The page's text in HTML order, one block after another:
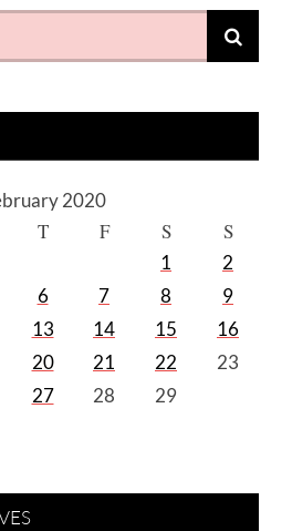
2020
T F S S
1
2
6 7 8
9
13 14 15
16
20 21 22
23
27 28
29